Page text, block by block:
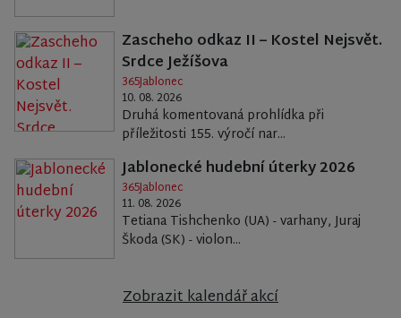
Zascheho odkaz II – Kostel Nejsvět.
Srdce Ježíšova
365Jablonec
10. 08. 2026
Druhá komentovaná prohlídka při
příležitosti 155. výročí nar...
Jablonecké hudební úterky 2026
365Jablonec
11. 08. 2026
Tetiana Tishchenko (UA) - varhany, Juraj
Škoda (SK) - violon...
Zobrazit kalendář akcí